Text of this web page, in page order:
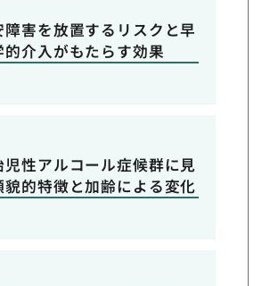
障害を放置するリスクと早
的介入がもたらす効果
児性アルコール症候群に見
貌的特徴と加齢による変化